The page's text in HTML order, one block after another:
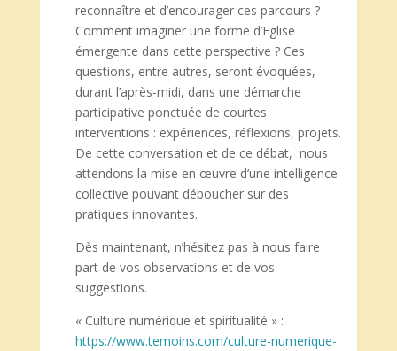
reconnaître et d’encourager ces parcours ?
Comment imaginer une forme d’Eglise
émergente dans cette perspective ? Ces
questions, entre autres, seront évoquées,
durant l’après-midi, dans une démarche
participative ponctuée de courtes
interventions : expériences, réflexions, projets.
De cette conversation et de ce débat, nous
attendons la mise en œuvre d’une intelligence
collective pouvant déboucher sur des
pratiques innovantes.
Dès maintenant, n’hésitez pas à nous faire
part de vos observations et de vos
suggestions.
« Culture numérique et spiritualité » :
https://www.temoins.com/culture-numerique-